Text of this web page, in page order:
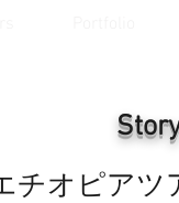
チオピアツ